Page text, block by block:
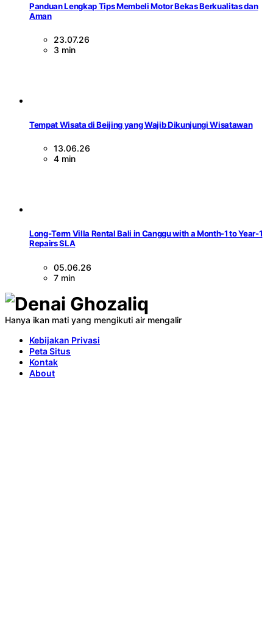
Panduan Lengkap Tips Membeli Motor Bekas Berkualitas dan
Aman
23.07.26
3 min
Tempat Wisata di Beijing yang Wajib Dikunjungi Wisatawan
13.06.26
4 min
Long-Term Villa Rental Bali in Canggu with a Month-1 to Year-1
Repairs SLA
05.06.26
7 min
Hanya ikan mati yang mengikuti air mengalir
Kebijakan Privasi
Peta Situs
Kontak
About